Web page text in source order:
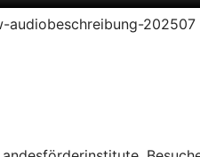
audiobeschreibung-202507